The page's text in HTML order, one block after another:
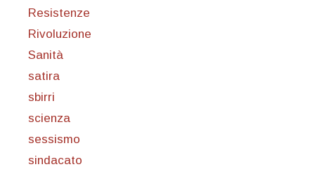
Resistenze
Rivoluzione
Sanità
satira
sbirri
scienza
sessismo
sindacato